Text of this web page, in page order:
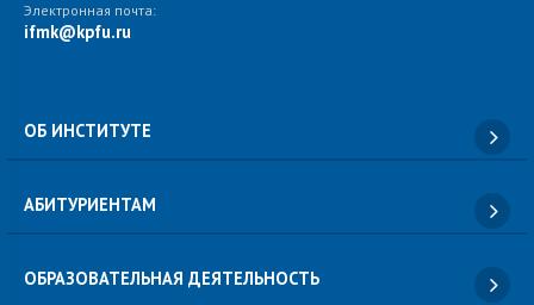
Электронная почта:
ifmk@kpfu.ru
ОБ ИНСТИТУТЕ
АБИТУРИЕНТАМ
ОБРАЗОВАТЕЛЬНАЯ ДЕЯТЕЛЬНОСТЬ